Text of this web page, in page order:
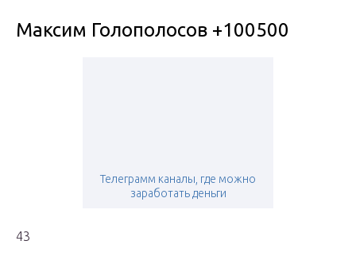
Максим Голополосов +100500
Телеграмм каналы, где можно
заработать деньги
43